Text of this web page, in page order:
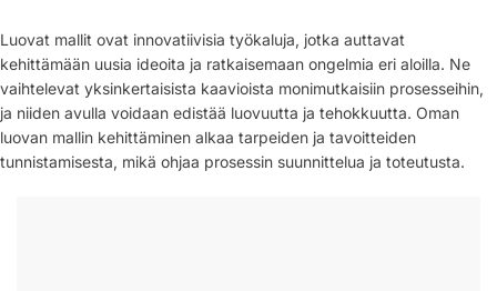
Luovat mallit ovat innovatiivisia työkaluja, jotka auttavat
kehittämään uusia ideoita ja ratkaisemaan ongelmia eri aloilla. Ne
vaihtelevat yksinkertaisista kaavioista monimutkaisiin prosesseihin,
ja niiden avulla voidaan edistää luovuutta ja tehokkuutta. Oman
luovan mallin kehittäminen alkaa tarpeiden ja tavoitteiden
tunnistamisesta, mikä ohjaa prosessin suunnittelua ja toteutusta.